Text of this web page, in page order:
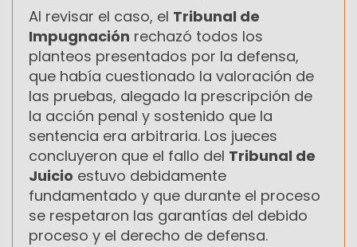
Al revisar el caso, el Tribunal de
Impugnación rechazó todos los
planteos presentados por la defensa,
que había cuestionado la valoración de
las pruebas, alegado la prescripción de
la acción penal y sostenido que la
sentencia era arbitraria. Los jueces
concluyeron que el fallo del Tribunal de
Juicio estuvo debidamente
fundamentado y que durante el proceso
se respetaron las garantías del debido
proceso y el derecho de defensa.